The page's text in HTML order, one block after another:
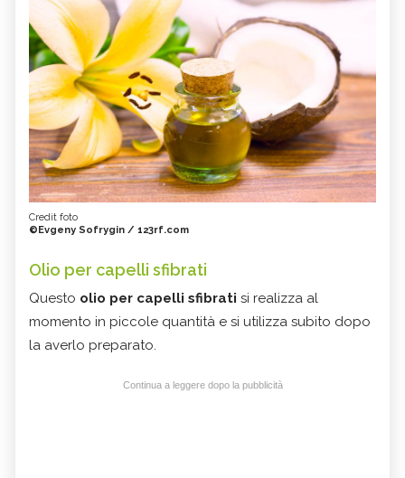
Credit foto
©Evgeny Sofrygin / 123rf.com
Olio per capelli sfibrati
Questo olio per capelli sfibrati si realizza al
momento in piccole quantità e si utilizza subito dopo
la averlo preparato.
Continua a leggere dopo la pubblicità